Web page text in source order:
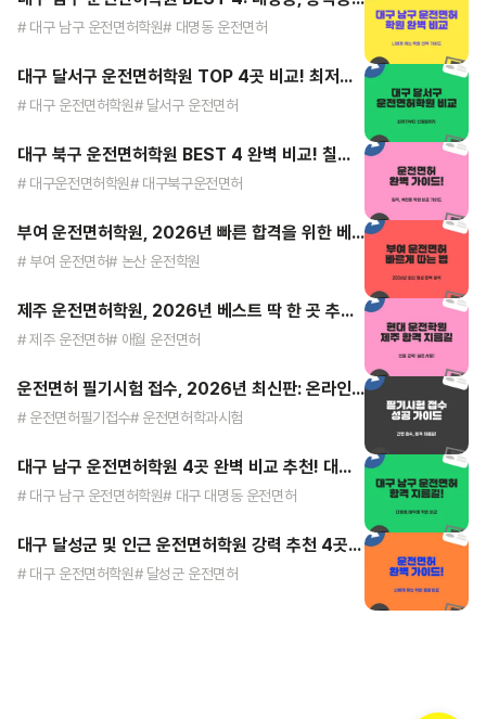
# 대구 남구 운전면허학원# 대명동 운전면허
대구 달서구 운전면허학원 TOP 4곳 비교! 최저가 & 친절함으로 초보 탈출
# 대구 운전면허학원# 달서구 운전면허
대구 북구 운전면허학원 BEST 4 완벽 비교! 칠곡·복현동 초보 운전자 주목
# 대구운전면허학원# 대구북구운전면허
부여 운전면허학원, 2026년 빠른 합격을 위한 베스트 2곳 완벽 비교
# 부여 운전면허# 논산 운전학원
제주 운전면허학원, 2026년 베스트 딱 한 곳 추천! 현대 운전전문학원
# 제주 운전면허# 애월 운전면허
운전면허 필기시험 접수, 2026년 최신판: 온라인부터 현장까지 완벽 가이드!
# 운전면허필기접수# 운전면허학과시험
대구 남구 운전면허학원 4곳 완벽 비교 추천! 대명동, 봉덕동 주민 주목!
# 대구 남구 운전면허학원# 대구 대명동 운전면허
대구 달성군 및 인근 운전면허학원 강력 추천 4곳 완벽 비교 가이드
# 대구 운전면허학원# 달성군 운전면허